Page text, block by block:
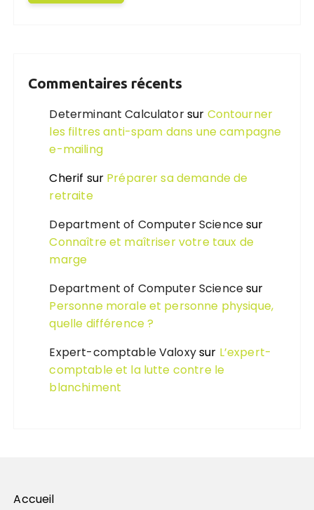
Commentaires récents
Determinant Calculatorsur Contourner
les filtres anti-spam dans une campagne
e-mailing
Cherif sur Préparer sa demande de
retraite
Department of Computer Sciencesur
Connaître et maîtriser votre taux de
marge
Department of Computer Sciencesur
Personne morale et personne physique,
quelle différence ?
Expert-comptable Valoxysur L’expert-
comptable et la lutte contre le
blanchiment
Accueil